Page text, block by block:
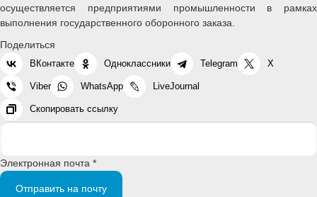
осуществляется предприятиями промышленности в рамках
выполнения государственного оборонного заказа.
Поделиться
ВКонтакте Одноклассники Telegram X
Viber WhatsApp LiveJournal
Скопировать ссылку
Электронная почта *
Отправить на почту